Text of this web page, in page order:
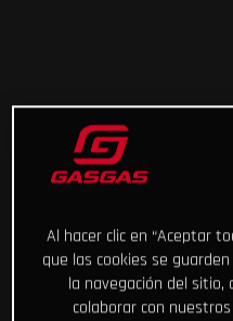
Al hacer clic en “Aceptar
que las cookies se
la navegación del sitio,
colaborar con